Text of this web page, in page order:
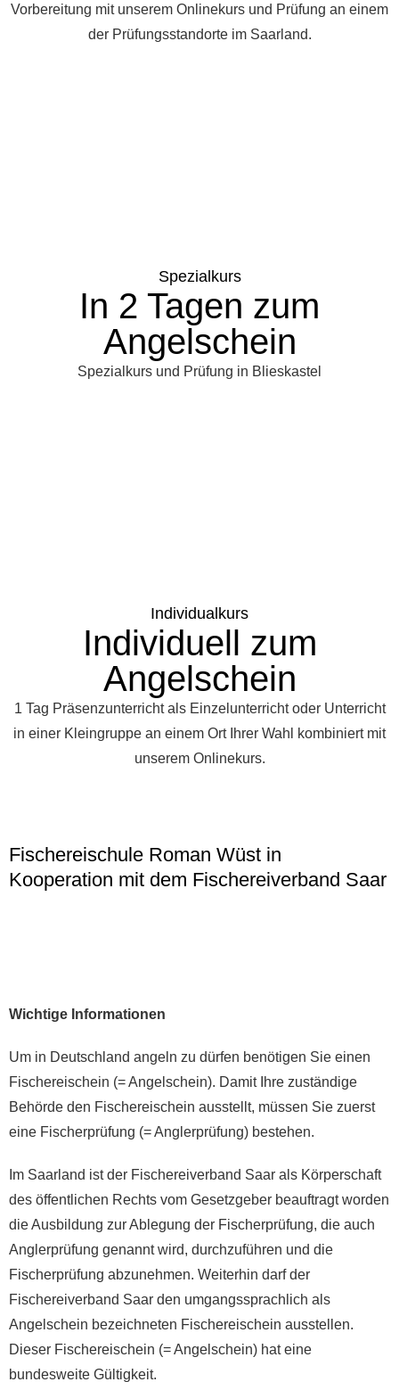
Vorbereitung mit unserem Onlinekurs und Prüfung an einem
der Prüfungsstandorte im Saarland.
Spezialkurs
In 2 Tagen zum
Angelschein
Spezialkurs und Prüfung in Blieskastel
Individualkurs
Individuell zum
Angelschein
1 Tag Präsenzunterricht als Einzelunterricht oder Unterricht
in einer Kleingruppe an einem Ort Ihrer Wahl kombiniert mit
unserem Onlinekurs.
Fischereischule Roman Wüst in
Kooperation mit dem Fischereiverband Saar
Wichtige Informationen
Um in Deutschland angeln zu dürfen benötigen Sie einen
Fischereischein (= Angelschein). Damit Ihre zuständige
Behörde den Fischereischein ausstellt, müssen Sie zuerst
eine Fischerprüfung (= Anglerprüfung) bestehen.
Im Saarland ist der Fischereiverband Saar als Körperschaft
des öffentlichen Rechts vom Gesetzgeber beauftragt worden
die Ausbildung zur Ablegung der Fischerprüfung, die auch
Anglerprüfung genannt wird, durchzuführen und die
Fischerprüfung abzunehmen. Weiterhin darf der
Fischereiverband Saar den umgangssprachlich als
Angelschein bezeichneten Fischereischein ausstellen.
Dieser Fischereischein (= Angelschein) hat eine
bundesweite Gültigkeit.